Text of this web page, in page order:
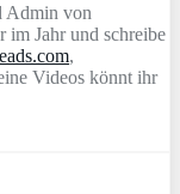
Admin von
im Jahr und schreibe
,
Videos könnt ihr